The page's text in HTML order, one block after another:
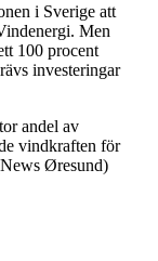
i Sverige att
Men
100 procent
investeringar
andel av
vindkraften för
Øresund)